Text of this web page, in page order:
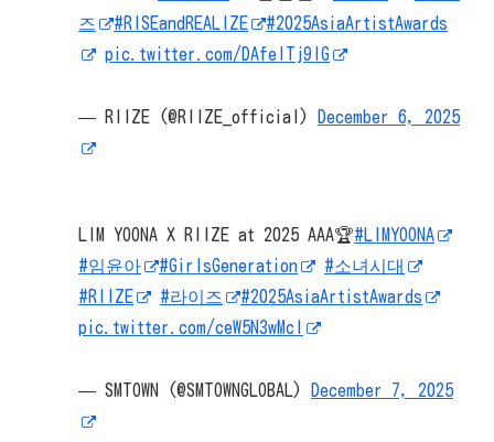
즈
#RISEandREALIZE
#2025AsiaArtistAwards
pic.twitter.com/DAfelTj9lG
— RIIZE (@RIIZE_official) December 6, 2025
LIM YOONA X RIIZE at 2025 AAA🏆#LIMYOONA
#임윤아
#GirlsGeneration
#소녀시대
#RIIZE
#라이즈
#2025AsiaArtistAwards
pic.twitter.com/ceW5N3wMcI
— SMTOWN (@SMTOWNGLOBAL) December 7, 2025